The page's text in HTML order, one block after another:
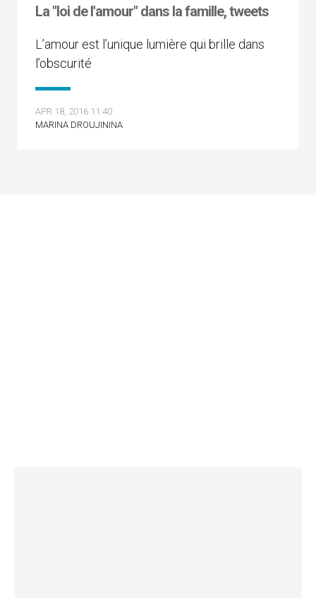
La "loi de l'amour" dans la famille, tweets
L’amour est l’unique lumière qui brille dans
l’obscurité
APR 18, 2016 11:40
MARINA DROUJININA